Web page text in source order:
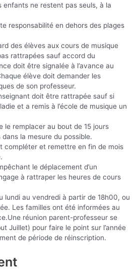
enfants ne restent pas seuls, à la
responsabilité en dehors des plages
des élèves aux cours de musique
rattrapées sauf accord du
doit être signalée à l’avance au
élève doit demander les
de son professeur.
doit être rattrapée sauf si
et a remis à l’école de musique un
le remplacer au bout de 15 jours
la mesure du possible.
compléter et remettre en fin de mois
le déplacement d’un
à rattraper les heures de cours
lundi au vendredi à partir de 18h00, ou
Les familles ont été informées au
réunion parent-professeur se
Juillet) pour faire le point sur l’année
de période de réinscription.